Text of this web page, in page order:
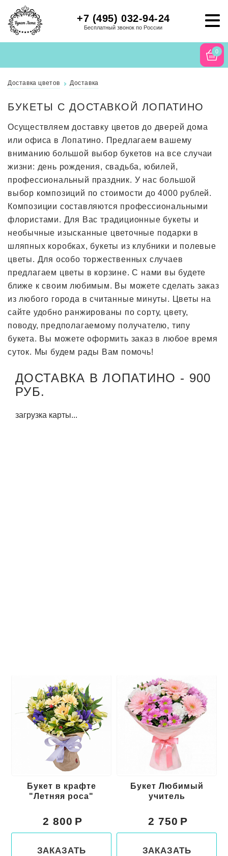
+7 (495) 032-94-24
Бесплатный звонок по России
0
Доставка цветов Доставка
БУКЕТЫ С ДОСТАВКОЙ ЛОПАТИНО
Осуществляем доставку цветов до дверей дома
или офиса в Лопатино. Предлагаем вашему
вниманию большой выбор букетов на все случаи
жизни: день рождения, свадьба, юбилей,
профессиональный праздник. У нас большой
выбор композиций по стоимости до 4000 рублей.
Композиции составляются профессиональными
флористами. Для Вас традиционные букеты и
необычные изысканные цветочные подарки в
шляпных коробках, букеты из клубники и полевые
цветы. Для особо торжественных случаев
предлагаем цветы в корзине. С нами вы будете
ближе к своим любимым. Вы можете сделать заказ
из любого города в считанные минуты. Цветы на
сайте удобно ранжированы по сорту, цвету,
поводу, предполагаемому получателю, типу
букета. Вы можете оформить заказ в любое время
суток. Мы будем рады Вам помочь!
ДОСТАВКА В ЛОПАТИНО - 900
РУБ.
загрузка карты...
Букет в крафте
"Летняя роса"
2 800
ЗАКАЗАТЬ
Букет Любимый
учитель
2 750
ЗАКАЗАТЬ